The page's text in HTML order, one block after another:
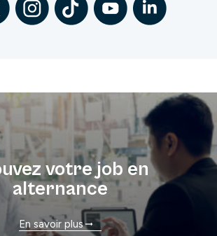
votre job en
alternance
En savoir plus